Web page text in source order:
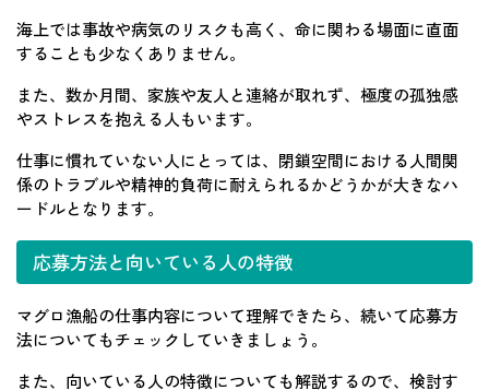
海上では事故や病気のリスクも高く、命に関わる場面に直面
することも少なくありません。
また、数か月間、家族や友人と連絡が取れず、極度の孤独感
やストレスを抱える人もいます。
仕事に慣れていない人にとっては、閉鎖空間における人間関
係のトラブルや精神的負荷に耐えられるかどうかが大きなハ
ードルとなります。
応募方法と向いている人の特徴
マグロ漁船の仕事内容について理解できたら、続いて応募方
法についてもチェックしていきましょう。
また、向いている人の特徴についても解説するので、検討す